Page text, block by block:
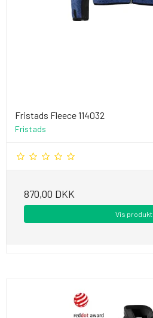
Fristads Fleece 114032
Fristads
870,00 DKK
Vis produkt